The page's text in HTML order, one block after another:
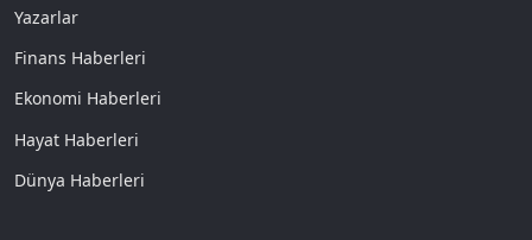
Yazarlar
Finans Haberleri
Ekonomi Haberleri
Hayat Haberleri
Dünya Haberleri